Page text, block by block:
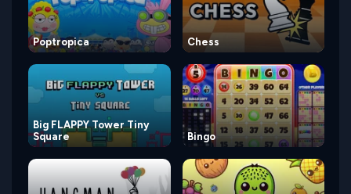
Poptropica Chess
Big FLAPPY Tower Tiny
Square
Bingo